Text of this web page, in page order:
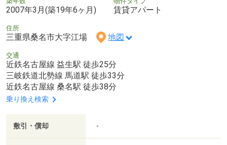
2007年3月(築19年6ヶ月) 賃貸アパート
住所
三重県桑名市大字江場 地図
交通
近鉄名古屋線 益生駅 徒歩25分
三岐鉄道北勢線 馬道駅 徒歩33分
近鉄名古屋線 桑名駅 徒歩38分
乗り換え検索
敷引・償却 -